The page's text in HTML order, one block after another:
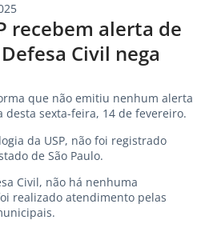
recebem alerta de
Civil nega
que não emitiu nenhum alerta
sexta-feira, 14 de fevereiro.
da USP, não foi registrado
de São Paulo.
Civil, não há nenhuma
realizado atendimento pelas